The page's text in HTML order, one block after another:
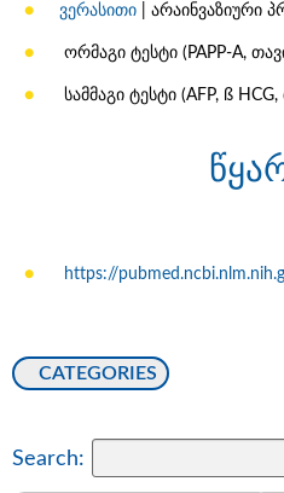
ვერასითი | არაინვაზიური
ორმაგი ტესტი (PAPP-A,
სამმაგი ტესტი (AFP, ß
https://
CATEGORIES
Search: